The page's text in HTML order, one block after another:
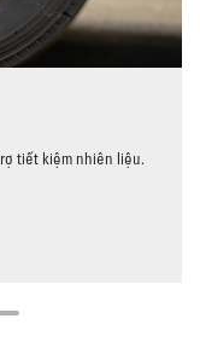
tiết kiệm nhiên liệu.